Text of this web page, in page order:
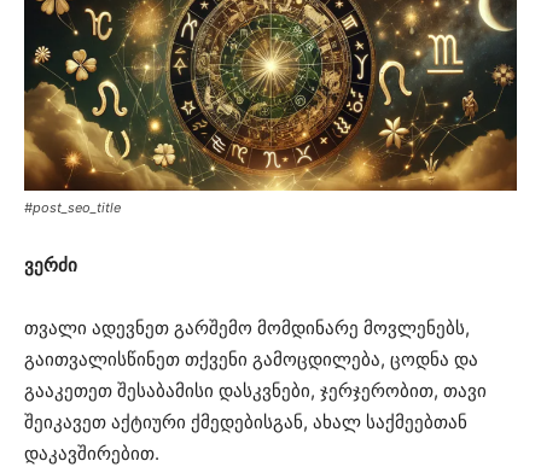
#post_seo_title
ვერძი
თვალი ადევნეთ გარშემო მომდინარე მოვლენებს,
გაითვალისწინეთ თქვენი გამოცდილება, ცოდნა და
გააკეთეთ შესაბამისი დასკვნები, ჯერჯერობით, თავი
შეიკავეთ აქტიური ქმედებისგან, ახალ საქმეებთან
დაკავშირებით.